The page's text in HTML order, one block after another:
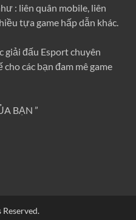
: liên quân mobile, liên
tựa game hấp dẫn khác.
giải đấu Esport chuyên
các bạn đam mê game
BẠN ”